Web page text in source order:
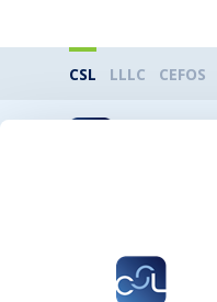
CSL LLLC CEFOS